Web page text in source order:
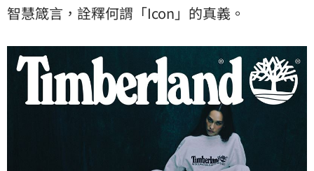
智慧箴言，詮釋何謂「Icon」的真義。